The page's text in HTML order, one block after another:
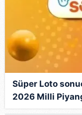
Süper Loto
2026 Milli
sonuçları